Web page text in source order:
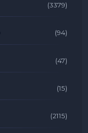
(3379)
(94)
(47)
(15)
(2115)